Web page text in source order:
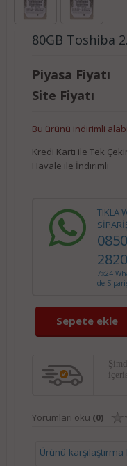
80GB Toshiba
Piyasa Fiyatı
Site Fiyatı
Bu ürünü indirimli
Kredi Kartı ile Tek
Havale ile İndirimli
TIKLA
2820
7x24
de
Sepete ekle
Yorumları oku (0)
Ürünü